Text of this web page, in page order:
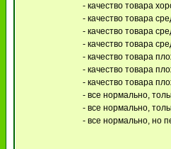
- качество товара
- качество товара
- качество товара
- качество товара
- качество товара
- качество товара
- качество товара
- все нормально,
- все нормально,
- все нормально, но